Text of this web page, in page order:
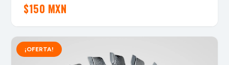
$150 MXN
¡OFERTA!